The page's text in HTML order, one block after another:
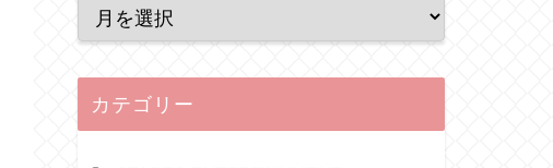
カテゴリー